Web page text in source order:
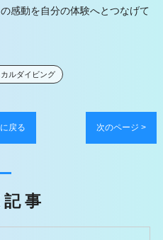
感動を自分の体験へとつなげて
ルダイビング
戻る 次のページ >
事